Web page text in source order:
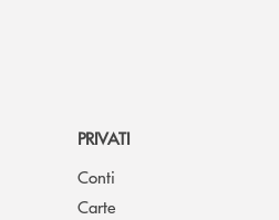
PRIVATI
Conti
Carte